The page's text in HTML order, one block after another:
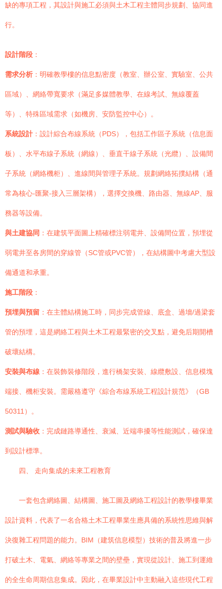
缺的專項工程，其設計與施工必須與土木工程主體同步規劃、協同進
行。
設計階段 ：
需求分析 ：明確教學樓的信息點密度（教室、辦公室、實驗室、公共
區域）、網絡帶寬要求（滿足多媒體教學、在線考試、無線覆蓋
等）、特殊區域需求（如機房、安防監控中心）。
系統設計 ：設計綜合布線系統（PDS），包括工作區子系統（信息面
板）、水平布線子系統（網線）、垂直干線子系統（光纜）、設備間
子系統（網絡機柜）、進線間與管理子系統。規劃網絡拓撲結構（通
常為核心-匯聚-接入三層架構），選擇交換機、路由器、無線AP、服
務器等設備。
與土建協同 ：在建筑平面圖上精確標注弱電井、設備間位置，預埋從
弱電井至各房間的穿線管（SC管或PVC管），在結構圖中考慮大型設
備通道和承重。
施工階段 ：
預埋與預留 ：在主體結構施工時，同步完成管線、底盒、過墻/過梁套
管的預埋，這是網絡工程與土木工程最緊密的交叉點，避免后期開槽
破壞結構。
安裝與布線 ：在裝飾裝修階段，進行橋架安裝、線纜敷設、信息模塊
端接、機柜安裝。需嚴格遵守《綜合布線系統工程設計規范》（GB
50311）。
測試與驗收 ：完成鏈路導通性、衰減、近端串擾等性能測試，確保達
到設計標準。
四、 走向集成的未來工程教育
一套包含網絡圖、結構圖、施工圖及網絡工程設計的教學樓畢業
設計資料，代表了一名合格土木工程畢業生應具備的系統性思維與解
決復雜工程問題的能力。BIM（建筑信息模型）技術的普及將進一步
打破土木、電氣、網絡等專業之間的壁壘，實現從設計、施工到運維
的全生命周期信息集成。因此，在畢業設計中主動融入這些現代工程